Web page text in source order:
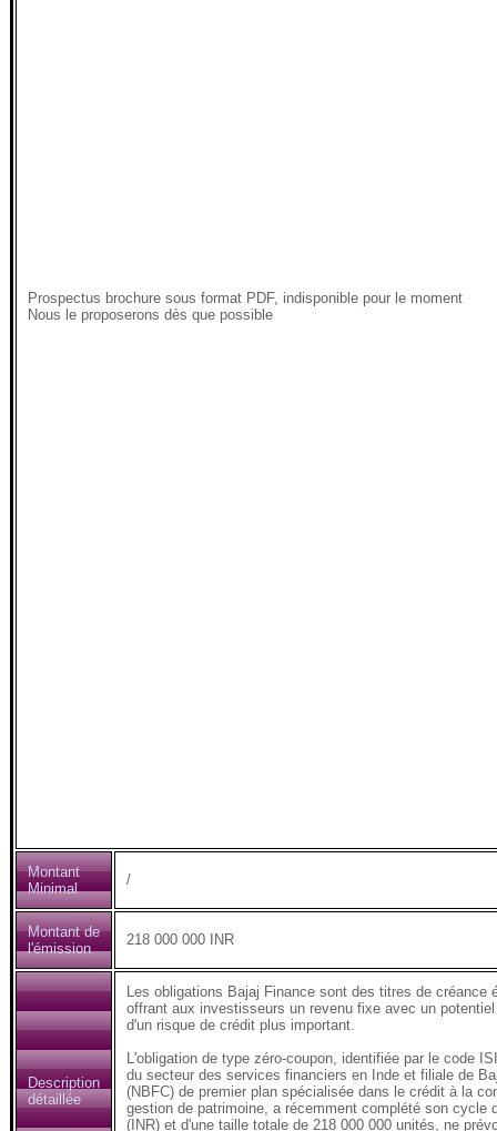
Prospectus brochure sous format PDF, indisponible pour le moment
Nous le proposerons dès que possible
Montant
Minimal
/
Montant de
l'émission
218 000 000 INR
Description
détaillée
Les obligations Bajaj Finance sont des titres de
offrant aux investisseurs un revenu fixe avec un
d'un risque de crédit plus important.
L'obligation de type zéro-coupon, identifiée par le code
du secteur des services financiers en Inde et filiale de
(NBFC) de premier plan spécialisée dans le crédit à la
gestion de patrimoine, a récemment complété son
(INR) et d'une taille totale de 218 000 000 unités, ne